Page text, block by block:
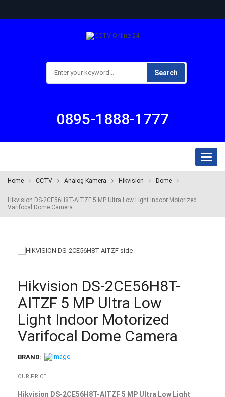
Search
0895-1888-1777
Home CCTV Analog Kamera Hikvision Dome
Hikvision DS-2CE56H8T-AITZF 5 MP Ultra Low Light Indoor Motorized
Varifocal Dome Camera
Hikvision DS-2CE56H8T-
AITZF 5 MP Ultra Low
Light Indoor Motorized
Varifocal Dome Camera
BRAND:
OUR PRICE
Hikvision DS-2CE56H8T-AITZF 5 MP Ultra Low Light